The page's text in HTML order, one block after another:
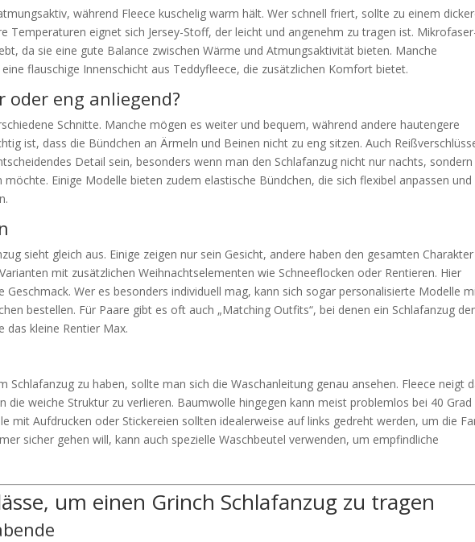
während Fleece kuschelig warm hält. Wer schnell friert, sollte zu einem
Temperaturen eignet sich Jersey-Stoff, der leicht und angenehm zu tragen ist.
da sie eine gute Balance zwischen Wärme und Atmungsaktivität bieten. Manche
flauschige Innenschicht aus Teddyfleece, die zusätzlichen Komfort bietet.
oder eng anliegend?
Schnitte. Manche mögen es weiter und bequem, während andere hautengere
ist, dass die Bündchen an Ärmeln und Beinen nicht zu eng sitzen. Auch
Detail sein, besonders wenn man den Schlafanzug nicht nur nachts, sondern
möchte. Einige Modelle bieten zudem elastische Bündchen, die sich flexibel anpassen
sieht gleich aus. Einige zeigen nur sein Gesicht, andere haben den gesamten Charakter
mit zusätzlichen Weihnachtselementen wie Schneeflocken oder Rentieren. Hier
Geschmack. Wer es besonders individuell mag, kann sich sogar personalisierte Modelle
bestellen. Für Paare gibt es oft auch „Matching Outfits“, bei denen ein Schlafanzug
das kleine Rentier Max.
Schlafanzug zu haben, sollte man sich die Waschanleitung genau ansehen. Fleece neigt
die weiche Struktur zu verlieren. Baumwolle hingegen kann meist problemlos bei 40 Grad
mit Aufdrucken oder Stickereien sollten idealerweise auf links gedreht werden, um die
sicher gehen will, kann auch spezielle Waschbeutel verwenden, um empfindliche
um einen Grinch Schlafanzug zu tragen